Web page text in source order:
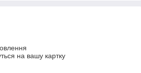
на вашу картку